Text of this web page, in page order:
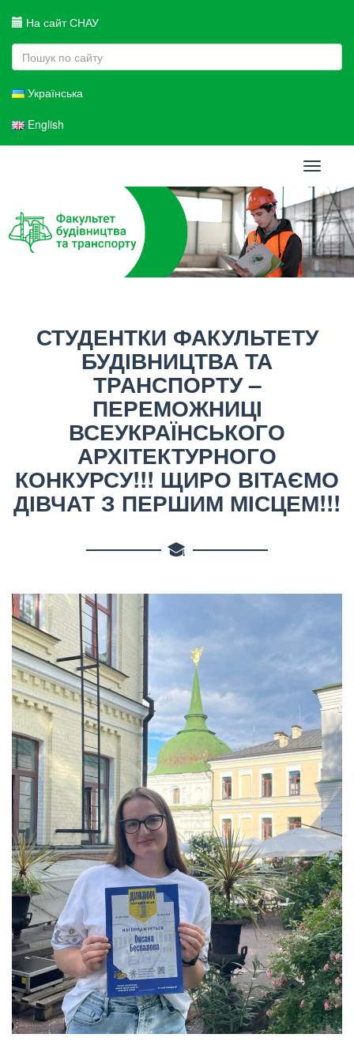
На сайт СНАУ
Українська
English
Toggle
СТУДЕНТКИ ФАКУЛЬТЕТУ
БУДІВНИЦТВА ТА
ТРАНСПОРТУ –
ПЕРЕМОЖНИЦІ
ВСЕУКРАЇНСЬКОГО
АРХІТЕКТУРНОГО
КОНКУРСУ!!! ЩИРО ВІТАЄМО
ДІВЧАТ З ПЕРШИМ МІСЦЕМ!!!